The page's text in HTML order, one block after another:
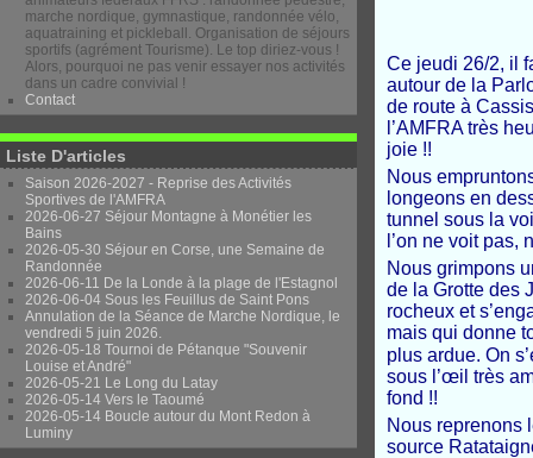
marche nordique, gymnastique, randonnée vélo,
aquatraining et pickleball. Organisation de séjours
sportifs (agrément Tourisme). Le top diriez-vous !
Alors, pourquoi ne pas venir essayer nos activités
dans un cadre convivial !
Contact
Liste D'articles
Saison 2026-2027 - Reprise des Activités
Sportives de l'AMFRA
2026-06-27 Séjour Montagne à Monétier les
Bains
2026-05-30 Séjour en Corse, une Semaine de
Randonnée
2026-06-11 De la Londe à la plage de l'Estagnol
2026-06-04 Sous les Feuillus de Saint Pons
Annulation de la Séance de Marche Nordique, le
vendredi 5 juin 2026.
2026-05-18 Tournoi de Pétanque "Souvenir
Louise et André"
2026-05-21 Le Long du Latay
2026-05-14 Vers le Taoumé
2026-05-14 Boucle autour du Mont Redon à
Luminy
Ce jeudi 26/2, il
autour de la
de route à
l’AMFRA très
joie !!
Nous
longeons en
tunnel sous la
l’on ne voit
Nous grimpons
de la Grotte des
rocheux et
mais qui donne
plus ardue. On
sous l’œil très
fond !!
Nous reprenons
source